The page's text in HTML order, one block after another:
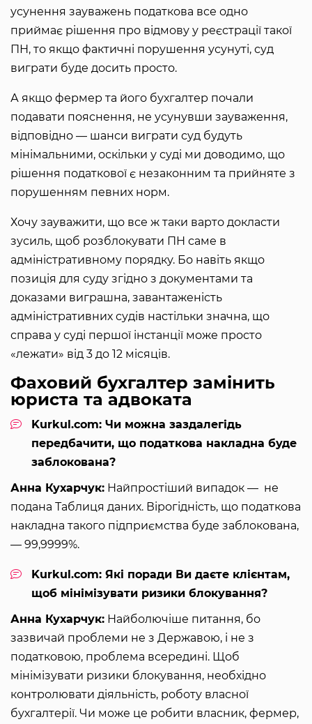
усунення зауважень податкова все одно
приймає рішення про відмову у реєстрації такої
ПН, то якщо фактичні порушення усунуті, суд
виграти буде досить просто.
А якщо фермер та його бухгалтер почали
подавати пояснення, не усунувши зауваження,
відповідно — шанси виграти суд будуть
мінімальними, оскільки у суді ми доводимо, що
рішення податкової є незаконним та прийняте з
порушенням певних норм.
Хочу зауважити, що все ж таки варто докласти
зусиль, щоб розблокувати ПН саме в
адміністративному порядку. Бо навіть якщо
позиція для суду згідно з документами та
доказами виграшна, завантаженість
адміністративних судів настільки значна, що
справа у суді першої інстанції може просто
«лежати» від 3 до 12 місяців.
Фаховий бухгалтер замінить
юриста та адвоката
Kurkul.com: Чи можна заздалегідь
передбачити, що податкова накладна буде
заблокована?
Анна Кухарчук: Найпростіший випадок — не
подана Таблиця даних. Вірогідність, що податкова
накладна такого підприємства буде заблокована,
— 99,9999%.
Kurkul.com: Які поради Ви даєте клієнтам,
щоб мінімізувати ризики блокування?
Анна Кухарчук: Найболючіше питання, бо
зазвичай проблеми не з Державою, і не з
податковою, проблема всередині. Щоб
мінімізувати ризики блокування, необхідно
контролювати діяльність, роботу власної
бухгалтерії. Чи може це робити власник, фермер,